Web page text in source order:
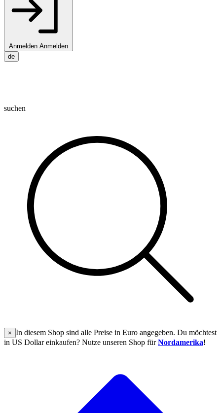
Anmelden Anmelden
de
suchen
× In diesem Shop sind alle Preise in Euro angegeben. Du möchtest
in US Dollar einkaufen? Nutze unseren Shop fürNordamerika!